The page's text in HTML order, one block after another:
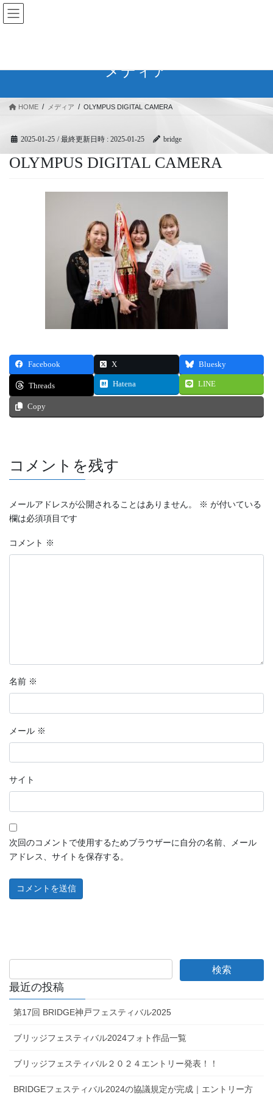
コ
ン
へ
ナ
ビ
ョ
メディア
HOME メディア OLYMPUS DIGITAL CAMERA
2025-01-25 / 最終更新日時 : 2025-01-25 bridge
OLYMPUS DIGITAL CAMERA
Facebook X Bluesky
Threads Hatena LINE
Copy
コメントを残す
メールアドレスが公開されることはありません。 ※ が付いている
欄は必須項目です
コメント ※
名前 ※
メール ※
サイト
次回のコメントで使用するためブラウザーに自分の名前、メール
アドレス、サイトを保存する。
最近の投稿
第17回 BRIDGE神戸フェスティバル2025
ブリッジフェスティバル2024フォト作品一覧
ブリッジフェスティバル２０２４エントリー発表！！
BRIDGEフェスティバル2024の協議規定が完成｜エントリー方